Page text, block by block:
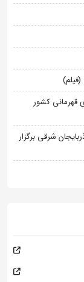
قهرمانی کشور
از 17 مرداد در آذربایجان شرقی برگزار